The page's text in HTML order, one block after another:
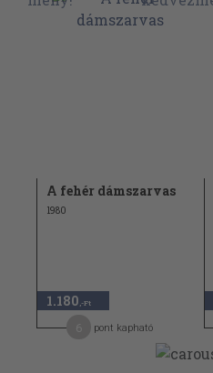
A fehér dámszarvas
1980
1.180 ,-Ft
pont kapható